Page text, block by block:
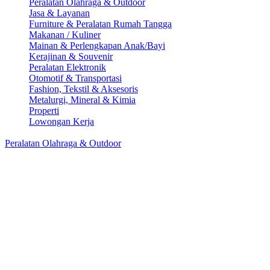
Jasa & Layanan
Furniture & Peralatan Rumah Tangga
Makanan / Kuliner
Mainan & Perlengkapan Anak/Bayi
Kerajinan & Souvenir
Peralatan Elektronik
Otomotif & Transportasi
Fashion, Tekstil & Aksesoris
Metalurgi, Mineral & Kimia
Properti
Lowongan Kerja
Peralatan Olahraga & Outdoor